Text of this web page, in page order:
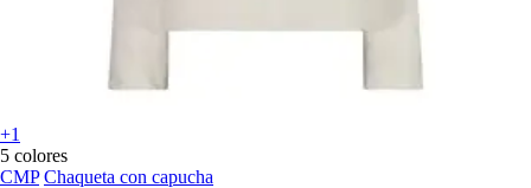
+1
5 colores
CMP Chaqueta con capucha